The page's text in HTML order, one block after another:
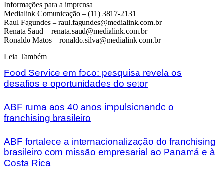
Informações para a imprensa
Medialink Comunicação – (11) 3817-2131
Raul Fagundes – raul.fagundes@medialink.com.br
Renata Saud – renata.saud@medialink.com.br
Ronaldo Matos – ronaldo.silva@medialink.com.br
Leia Também
Food Service em foco: pesquisa revela os
desafios e oportunidades do setor
ABF ruma aos 40 anos impulsionando o
franchising brasileiro
ABF fortalece a internacionalização do franchising
brasileiro com missão empresarial ao Panamá e à
Costa Rica